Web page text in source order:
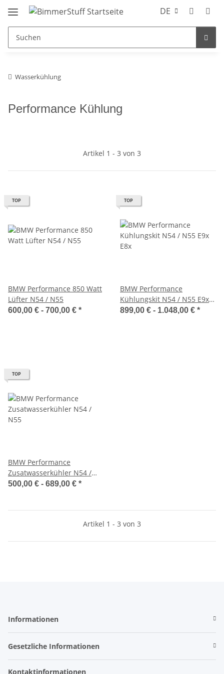
DE
Wasserkühlung
Performance Kühlung
Artikel 1 - 3 von 3
TOP
BMW Performance 850 Watt
Lüfter N54 / N55
600,00 € - 700,00 € *
TOP
BMW Performance
Kühlungskit N54 / N55 E9x
E8x
899,00 € - 1.048,00 € *
TOP
BMW Performance
Zusatwasserkühler N54 /
N55
500,00 € - 689,00 € *
Artikel 1 - 3 von 3
Informationen
Gesetzliche Informationen
Kontaktinformationen